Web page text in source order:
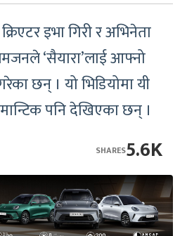
इभा गिरी र अभिनेता
‘सैयारा’लाई आफ्नो
छन् । यो भिडियोमा यी
पनि देखिएका छन् ।
5.6K
SHARES